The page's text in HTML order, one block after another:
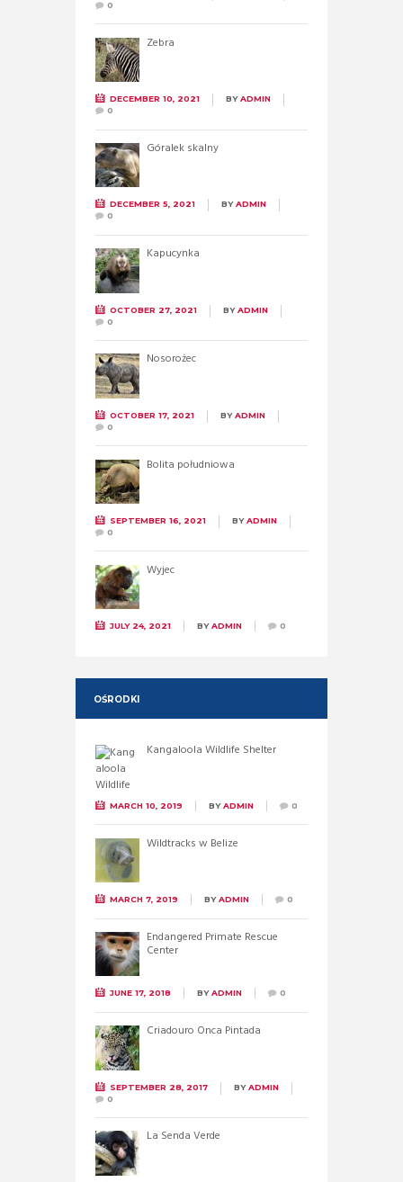
0
Zebra
DECEMBER 10, 2021 BYADMIN
0
Góralek skalny
DECEMBER 5, 2021 BYADMIN
0
Kapucynka
OCTOBER 27, 2021 BYADMIN
0
Nosorożec
OCTOBER 17, 2021 BYADMIN
0
Bolita południowa
SEPTEMBER 16, 2021 BYADMIN
0
Wyjec
JULY 24, 2021 BYADMIN 0
OŚRODKI
Kangaloola Wildlife Shelter
MARCH 10, 2019 BYADMIN 0
Wildtracks w Belize
MARCH 7, 2019 BYADMIN 0
Endangered Primate Rescue
Center
JUNE 17, 2018 BYADMIN 0
Criadouro Onca Pintada
SEPTEMBER 28, 2017 BYADMIN
0
La Senda Verde